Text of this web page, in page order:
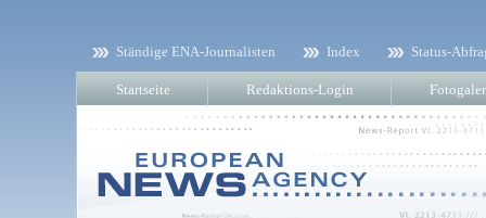
Ständige ENA-Journalisten Index Status-
Startseite Redaktions-Login